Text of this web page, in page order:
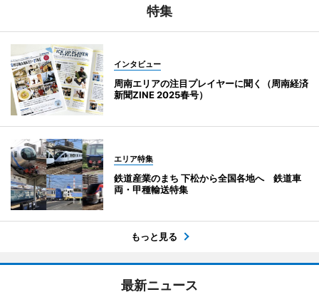
特集
インタビュー
周南エリアの注目プレイヤーに聞く（周南経済
新聞ZINE 2025春号）
エリア特集
鉄道産業のまち 下松から全国各地へ 鉄道車
両・甲種輸送特集
もっと見る
最新ニュース